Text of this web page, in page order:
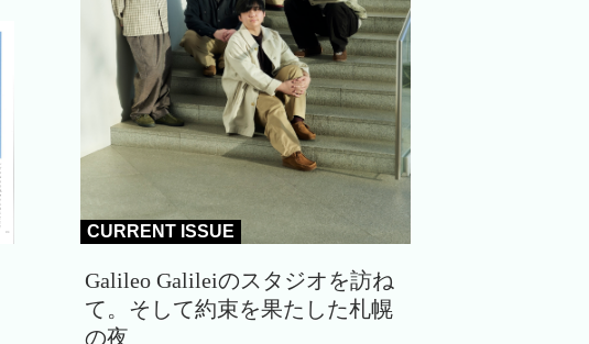
CURRENT ISSUE
Galileo Galileiのスタジオを訪ね
て。そして約束を果たした札幌
の夜